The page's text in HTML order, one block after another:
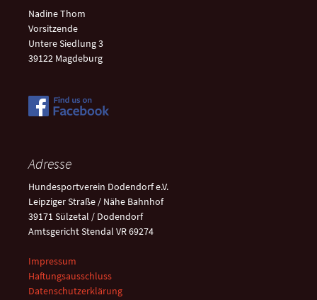
Nadine Thom
Vorsitzende
Untere Siedlung 3
39122 Magdeburg
Adresse
Hundesportverein Dodendorf e.V.
Leipziger Straße / Nähe Bahnhof
39171 Sülzetal / Dodendorf
Amtsgericht Stendal VR 69274
Impressum
Haftungsausschluss
Datenschutzerklärung